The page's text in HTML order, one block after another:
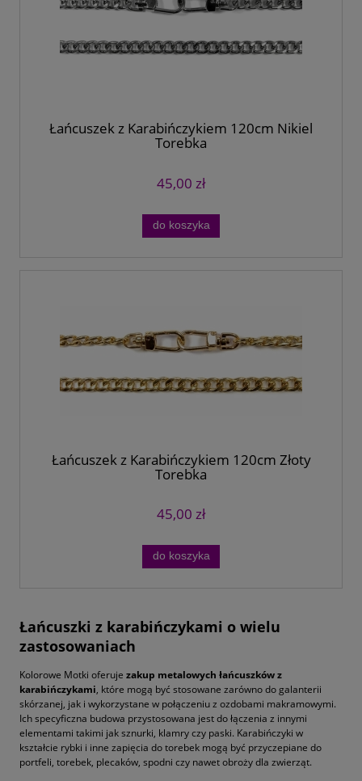
Łańcuszek z Karabińczykiem 120cm Nikiel
Torebka
45,00 zł
do koszyka
Łańcuszek z Karabińczykiem 120cm Złoty
Torebka
45,00 zł
do koszyka
Łańcuszki z karabińczykami o wielu
zastosowaniach
Kolorowe Motki oferuje zakup metalowych łańcuszków z
karabińczykami, które mogą być stosowane zarówno do galanterii
skórzanej, jak i wykorzystane w połączeniu z ozdobami makramowymi.
Ich specyficzna budowa przystosowana jest do łączenia z innymi
elementami takimi jak sznurki, klamry czy paski. Karabińczyki w
kształcie rybki i inne zapięcia do torebek mogą być przyczepiane do
portfeli, torebek, plecaków, spodni czy nawet obroży dla zwierząt.